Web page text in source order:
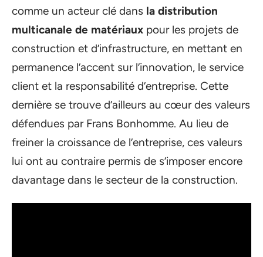
comme un acteur clé dans la distribution
multicanale de matériaux pour les projets de
construction et d’infrastructure, en mettant en
permanence l’accent sur l’innovation, le service
client et la responsabilité d’entreprise. Cette
dernière se trouve d’ailleurs au cœur des valeurs
défendues par Frans Bonhomme. Au lieu de
freiner la croissance de l’entreprise, ces valeurs
lui ont au contraire permis de s’imposer encore
davantage dans le secteur de la construction.